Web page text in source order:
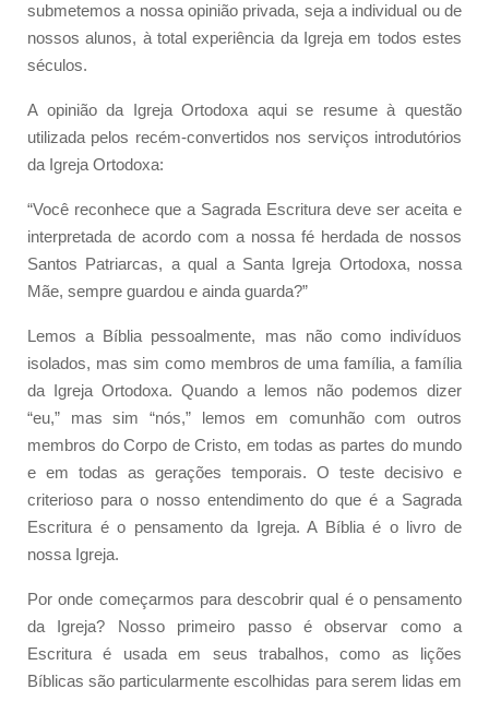
submetemos a nossa opinião privada, seja a individual ou de
nossos alunos, à total experiência da Igreja em todos estes
séculos.
A opinião da Igreja Ortodoxa aqui se resume à questão
utilizada pelos recém-convertidos nos serviços introdutórios
da Igreja Ortodoxa:
“Você reconhece que a Sagrada Escritura deve ser aceita e
interpretada de acordo com a nossa fé herdada de nossos
Santos Patriarcas, a qual a Santa Igreja Ortodoxa, nossa
Mãe, sempre guardou e ainda guarda?”
Lemos a Bíblia pessoalmente, mas não como indivíduos
isolados, mas sim como membros de uma família, a família
da Igreja Ortodoxa. Quando a lemos não podemos dizer
“eu,” mas sim “nós,” lemos em comunhão com outros
membros do Corpo de Cristo, em todas as partes do mundo
e em todas as gerações temporais. O teste decisivo e
criterioso para o nosso entendimento do que é a Sagrada
Escritura é o pensamento da Igreja. A Bíblia é o livro de
nossa Igreja.
Por onde começarmos para descobrir qual é o pensamento
da Igreja? Nosso primeiro passo é observar como a
Escritura é usada em seus trabalhos, como as lições
Bíblicas são particularmente escolhidas para serem lidas em